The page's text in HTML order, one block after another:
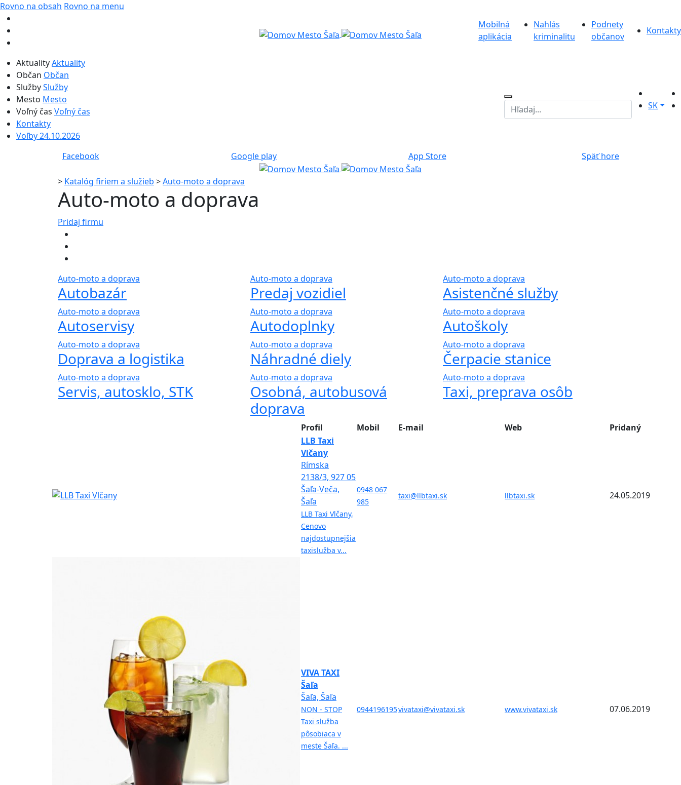
Rovno na obsah Rovno na menu
Mobilná
aplikácia
Nahlás
kriminalitu
Podnety
občanov
Kontakty
AktualityAktuality
Občan Občan
SlužbySlužby
Mesto Mesto
Voľný čas Voľný čas
Kontakty
Voľby 24.10.2026
SK
Facebook Google play App Store Späť hore
> Katalóg firiem a služieb >Auto-moto a doprava
Auto-moto a doprava
Pridaj firmu
Auto-moto a doprava
Autobazár
Auto-moto a doprava
Predaj vozidiel
Auto-moto a doprava
Asistenčné služby
Auto-moto a doprava
Autoservisy
Auto-moto a doprava
Autodoplnky
Auto-moto a doprava
Autoškoly
Auto-moto a doprava
Doprava a logistika
Auto-moto a doprava
Náhradné diely
Auto-moto a doprava
Čerpacie stanice
Auto-moto a doprava
Servis, autosklo, STK
Auto-moto a doprava
Osobná, autobusová
doprava
Auto-moto a doprava
Taxi, preprava osôb
Profil Mobil E-mail Web
Pridaný
LLB Taxi
Vlčany
Rímska
2138/3, 927 05
Šaľa-Veča,
Šaľa
LLB Taxi Vlčany,
Cenovo
najdostupnejšia
taxislužba v...
0948 067
985
taxi@llbtaxi.sk llbtaxi.sk 24.05.2019
VIVA TAXI
Šaľa
Šaľa, Šaľa
NON - STOP
Taxi služba
pôsobiaca v
meste Šaľa. ...
0944196195vivataxi@vivataxi.sk www.vivataxi.sk 07.06.2019